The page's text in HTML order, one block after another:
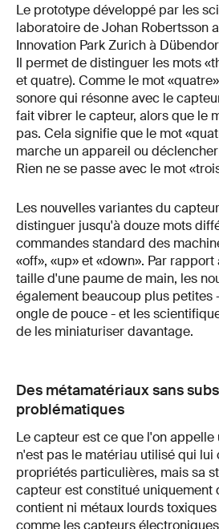
Le prototype développé par les
laboratoire de Johan Robertsson
Innovation Park Zurich à
Il permet de distinguer les mots
et quatre). Comme le mot
sonore qui résonne avec le
fait vibrer le capteur, alors que le
pas. Cela signifie que le mot
marche un appareil ou
Rien ne se passe avec le mot
Les nouvelles variantes du
distinguer jusqu'à douze mots
commandes standard des
«off», «up» et «down». Par
taille d'une paume de main, les
également beaucoup plus petites
ongle de pouce - et les
de les miniaturiser davantage.
Des métamatériaux sans
problématiques
Le capteur est ce que l'on
n'est pas le matériau utilisé qui lui
propriétés particulières, mais sa
capteur est constitué uniquement
contient ni métaux lourds